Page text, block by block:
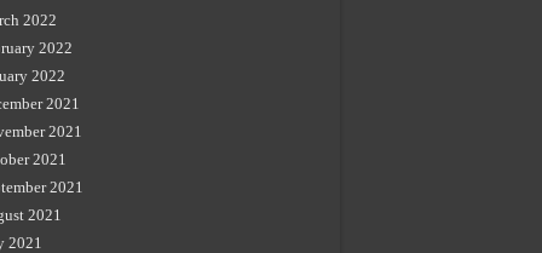
2022
2022
2022
2021
2021
2021
2021
2021
2021